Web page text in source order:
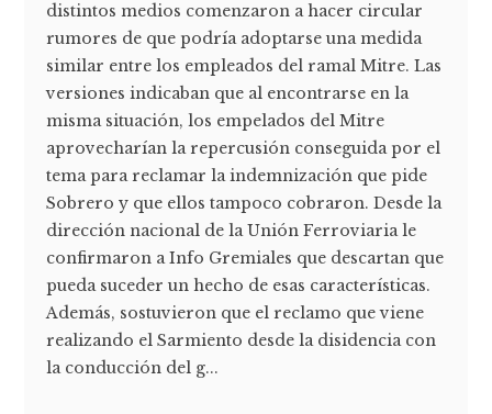
distintos medios comenzaron a hacer circular
rumores de que podría adoptarse una medida
similar entre los empleados del ramal Mitre. Las
versiones indicaban que al encontrarse en la
misma situación, los empelados del Mitre
aprovecharían la repercusión conseguida por el
tema para reclamar la indemnización que pide
Sobrero y que ellos tampoco cobraron. Desde la
dirección nacional de la Unión Ferroviaria le
confirmaron a Info Gremiales que descartan que
pueda suceder un hecho de esas características.
Además, sostuvieron que el reclamo que viene
realizando el Sarmiento desde la disidencia con
la conducción del g...